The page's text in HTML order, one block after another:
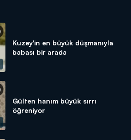
Kuzey'in en büyük düşmanıyla
babası bir arada
Gülten hanım büyük sırrı
öğreniyor